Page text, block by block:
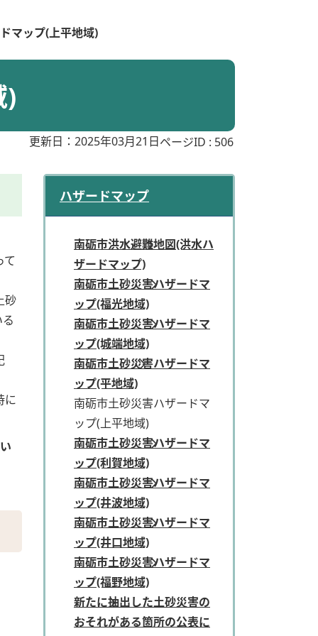
マップ(上平地域)
)
更新日：2025年03月21日ページID : 506
て
砂
に
ハザードマップ
南砺市洪水避難地図(洪水ハ
ザードマップ)
南砺市土砂災害ハザードマ
ップ(福光地域)
南砺市土砂災害ハザードマ
ップ(城端地域)
南砺市土砂災害ハザードマ
ップ(平地域)
南砺市土砂災害ハザードマ
ップ(上平地域)
南砺市土砂災害ハザードマ
ップ(利賀地域)
南砺市土砂災害ハザードマ
ップ(井波地域)
南砺市土砂災害ハザードマ
ップ(井口地域)
南砺市土砂災害ハザードマ
ップ(福野地域)
新たに抽出した土砂災害の
おそれがある箇所の公表に